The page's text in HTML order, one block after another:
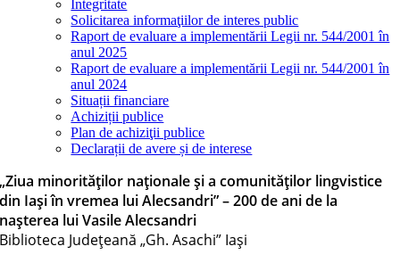
Integritate
Solicitarea informaţiilor de interes public
Raport de evaluare a implementării Legii nr. 544/2001 în
anul 2025
Raport de evaluare a implementării Legii nr. 544/2001 în
anul 2024
Situații financiare
Achiziții publice
Plan de achiziţii publice
Declarații de avere și de interese
„Ziua minorităţilor naţionale și a comunităților lingvistice
din Iași în vremea lui Alecsandri” – 200 de ani de la
nașterea lui Vasile Alecsandri
Biblioteca Judeţeană „Gh. Asachi” Iaşi